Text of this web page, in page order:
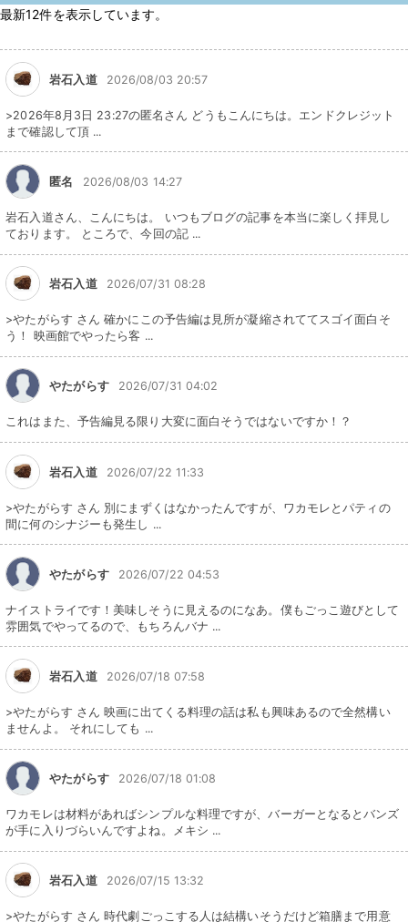
最新12件を表示しています。
岩石入道 2026/08/03 20:57
>2026年8月3日 23:27の匿名さん どうもこんにちは。エンドクレジット
まで確認して頂 ...
匿名 2026/08/03 14:27
岩石入道さん、こんにちは。 いつもブログの記事を本当に楽しく拝見し
ております。 ところで、今回の記 ...
岩石入道 2026/07/31 08:28
>やたがらす さん 確かにこの予告編は見所が凝縮されててスゴイ面白そ
う！ 映画館でやったら客 ...
やたがらす 2026/07/31 04:02
これはまた、予告編見る限り大変に面白そうではないですか！？
岩石入道 2026/07/22 11:33
>やたがらす さん 別にまずくはなかったんですが、ワカモレとパティの
間に何のシナジーも発生し ...
やたがらす 2026/07/22 04:53
ナイストライです！美味しそうに見えるのになあ。僕もごっこ遊びとして
雰囲気でやってるので、もちろんバナ ...
岩石入道 2026/07/18 07:58
>やたがらす さん 映画に出てくる料理の話は私も興味あるので全然構い
ませんよ。 それにしても ...
やたがらす 2026/07/18 01:08
ワカモレは材料があればシンプルな料理ですが、バーガーとなるとバンズ
が手に入りづらいんですよね。メキシ ...
岩石入道 2026/07/15 13:32
>やたがらす さん 時代劇ごっこする人は結構いそうだけど箱膳まで用意